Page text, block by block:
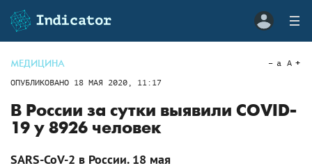
МЕДИЦИНА
ОПУБЛИКОВАНО 18 МАЯ 2020, 11:17
a A
В России за сутки выявили COVID-
19 у 8926 человек
SARS-CoV-2 в России. 18 мая